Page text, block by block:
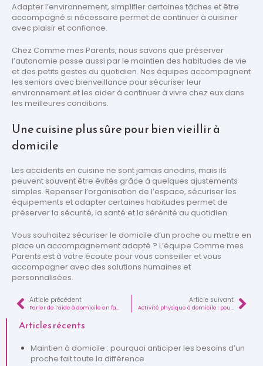
Adapter l’environnement, simplifier certaines tâches et être
accompagné si nécessaire permet de continuer à cuisiner
avec plaisir et confiance.
Chez Comme mes Parents, nous savons que préserver
l’autonomie passe aussi par le maintien des habitudes de vie
et des petits gestes du quotidien. Nos équipes accompagnent
les seniors avec bienveillance pour sécuriser leur
environnement et les aider à continuer à vivre chez eux dans
les meilleures conditions.
Une cuisine plus sûre pour bien vieillir à
domicile
Les accidents en cuisine ne sont jamais anodins, mais ils
peuvent souvent être évités grâce à quelques ajustements
simples. Repenser l’organisation de l’espace, sécuriser les
équipements et adapter certaines habitudes permet de
préserver la sécurité, la santé et la sérénité au quotidien.
Vous souhaitez sécuriser le domicile d’un proche ou mettre en
place un accompagnement adapté ? L’équipe Comme mes
Parents est à votre écoute pour vous conseiller et vous
accompagner avec des solutions humaines et
personnalisées.
Article précédent
Parler de l’aide à domicile en famille : comment aborder le sujet avec sérénité et bienveillance
Article suivant
Activité physique à domicile : pourquoi bouger chaque jour est indispensable pour bien vieillir
Articles récents
Maintien à domicile : pourquoi anticiper les besoins d’un
proche fait toute la différence